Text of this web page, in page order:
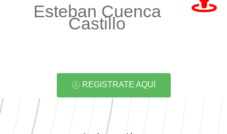
Esteban Cuenca
Castillo
REGISTRATE AQUÍ